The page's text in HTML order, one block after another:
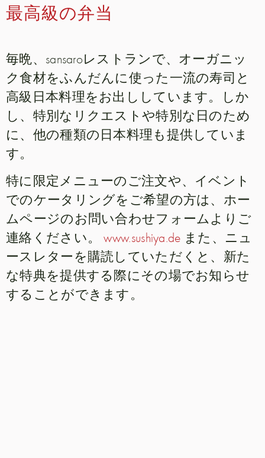
最高級の弁当
毎晩、sansaroレストランで、オーガニッ
ク食材をふんだんに使った一流の寿司と
高級日本料理をお出ししています。しか
し、特別なリクエストや特別な日のため
に、他の種類の日本料理も提供していま
す。
特に限定メニューのご注文や、イベント
でのケータリングをご希望の方は、ホー
ムページのお問い合わせフォームよりご
連絡ください。www.sushiya.de また、ニュ
ースレターを購読していただくと、新た
な特典を提供する際にその場でお知らせ
することができます。